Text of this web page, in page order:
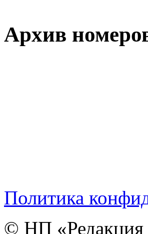
Архив
Политика
© НП «Редакция